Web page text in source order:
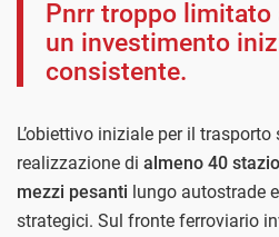
Pnrr troppo limitato
un investimento
consistente.
L’obiettivo iniziale per il trasporto
realizzazione di almeno 40
mezzi pesanti lungo autostrade
strategici. Sul fronte ferroviario